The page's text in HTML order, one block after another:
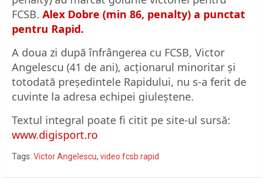
FCSB. Alex Dobre (min 86, penalty) a punctat
pentru Rapid.
A doua zi după înfrângerea cu FCSB, Victor
Angelescu (41 de ani), acționarul minoritar și
totodată președintele Rapidului, nu s-a ferit de
cuvinte la adresa echipei giuleștene.
Textul integral poate fi citit pe site-ul sursă:
www.digisport.ro
Tags: Victor Angelescu, video fcsb rapid